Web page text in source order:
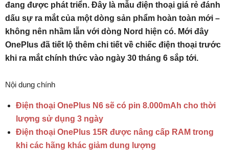
đang được phát triển. Đây là mẫu điện thoại giá rẻ đánh
dấu sự ra mắt của một dòng sản phẩm hoàn toàn mới –
không nên nhầm lẫn với dòng Nord hiện có. Mới đây
OnePlus đã tiết lộ thêm chi tiết về chiếc điện thoại trước
khi ra mắt chính thức vào ngày 30 tháng 6 sắp tới.
Nội dung chính
Điện thoại OnePlus N6 sẽ có pin 8.000mAh cho thời
lượng sử dụng 3 ngày
Điện thoại OnePlus 15R được nâng cấp RAM trong
khi các hãng khác giảm dung lượng